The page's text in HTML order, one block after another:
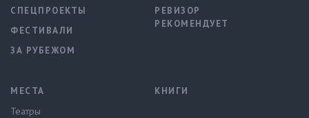
СПЕЦПРОЕКТЫ
ФЕСТИВАЛИ
ЗА РУБЕЖОМ
РЕВИЗОР
РЕКОМЕНДУЕТ
МЕСТА
Театры
КНИГИ